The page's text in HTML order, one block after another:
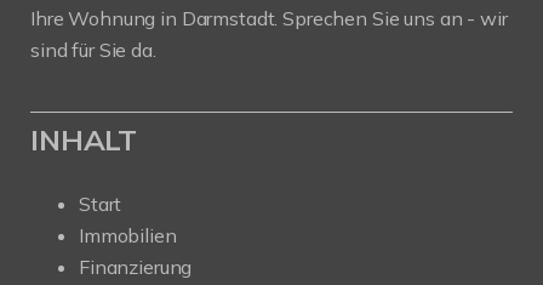
Ihre Wohnung in Darmstadt. Sprechen Sie uns an - wir
sind für Sie da.
INHALT
Start
Immobilien
Finanzierung